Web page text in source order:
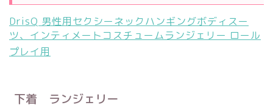
DrisQ 男性用セクシーネックハンギングボディスー
ツ、インティメートコスチュームランジェリー ロール
プレイ用
下着 ランジェリー